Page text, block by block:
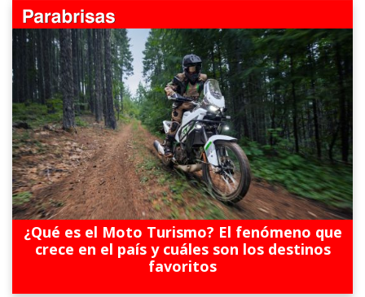
¿Qué es el Moto Turismo? El fenómeno que
crece en el país y cuáles son los destinos
favoritos